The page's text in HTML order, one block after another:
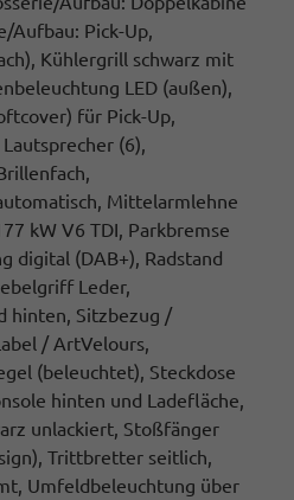
Aufbau: Pick-Up,
Kühlergrill schwarz mit
LED (außen),
für Pick-Up,
(6),
Mittelarmlehne
kW V6 TDI, Parkbremse
digital (DAB+), Radstand
Leder,
hinten, Sitzbezug /
/ ArtVelours,
(beleuchtet), Steckdose
hinten und Ladefläche,
unlackiert, Stoßfänger
Trittbretter seitlich,
Umfeldbeleuchtung über